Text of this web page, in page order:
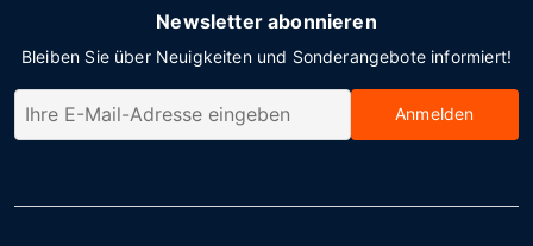
Newsletter abonnieren
Bleiben Sie über Neuigkeiten und Sonderangebote informiert!
Anmelden